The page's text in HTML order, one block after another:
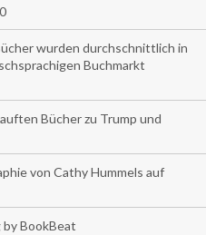
wurden durchschnittlich in
Buchmarkt
Bücher zu Trump und
von Cathy Hummels auf
BookBeat